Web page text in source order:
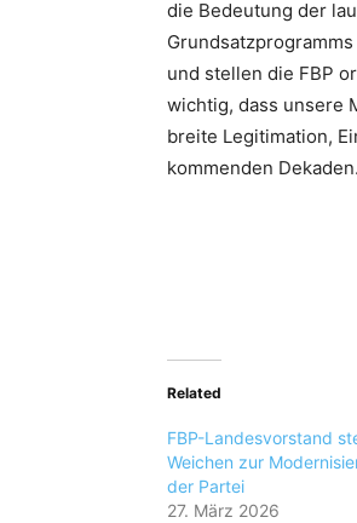
die Bedeutung der
und stellen die FBP
wichtig, dass unsere
breite Legitimation,
kommenden
Related
FBP-Landesvorstand
Weichen zur
der Partei
27. März 2026